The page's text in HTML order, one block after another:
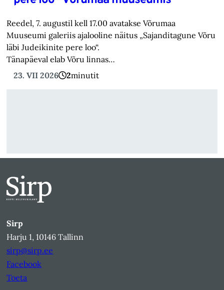
Reedel, 7. augustil kell 17.00 avatakse Võrumaa
Muuseumi galeriis ajalooline näitus „Sajanditagune Võru
läbi Judeikinite pere loo“.
Tänapäeval elab Võru linnas…
23. VII 2026
2minutit
Sirp
Harju 1, 10146 Tallinn
sirp@sirp.ee
Facebook
Toeta